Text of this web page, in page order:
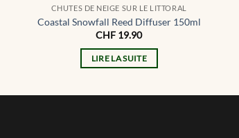
CHUTES DE NEIGE SUR LE LITTORAL
Coastal Snowfall Reed Diffuser 150ml
CHF 19.90
LIRE LA SUITE